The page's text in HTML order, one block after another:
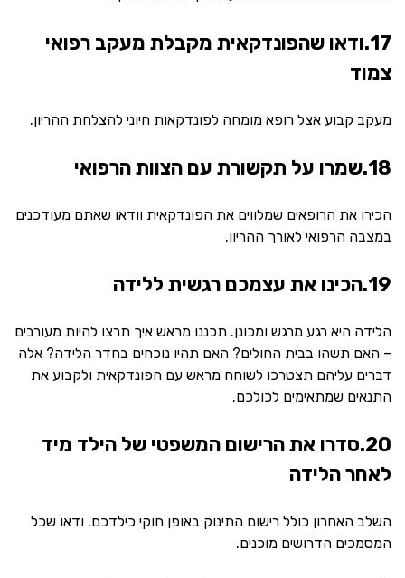
17.ודאו שהפונדקאית מקבלת מעקב רפואי
צמוד
מעקב קבוע אצל רופא מומחה לפונדקאות חיוני להצלחת ההריון.
18.שמרו על תקשורת עם הצוות הרפואי
הכירו את הרופאים שמלווים את הפונדקאית וודאו שאתם מעודכנים
במצבה הרפואי לאורך ההריון.
19.הכינו את עצמכם רגשית ללידה
הלידה היא רגע מרגש ומכונן. תכננו מראש איך תרצו להיות מעורבים
– האם תשהו בבית החולים? האם תהיו נוכחים בחדר הלידה? אלה
דברים עליהם תצטרכו לשוחח מראש עם הפונדקאית ולקבוע את
התנאים שמתאימים לכולכם.
20.סדרו את הרישום המשפטי של הילד מיד
לאחר הלידה
השלב האחרון כולל רישום התינוק באופן חוקי כילדכם. ודאו שכל
המסמכים הדרושים מוכנים.